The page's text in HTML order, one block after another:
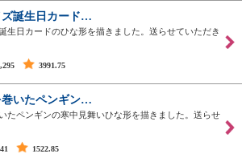
ズ誕生日カード…
生日カードのひな形を描きました。送らせていただき
3991.75
巻いたペンギン…
たペンギンの寒中見舞いひな形を描きました。送らせ
1522.85